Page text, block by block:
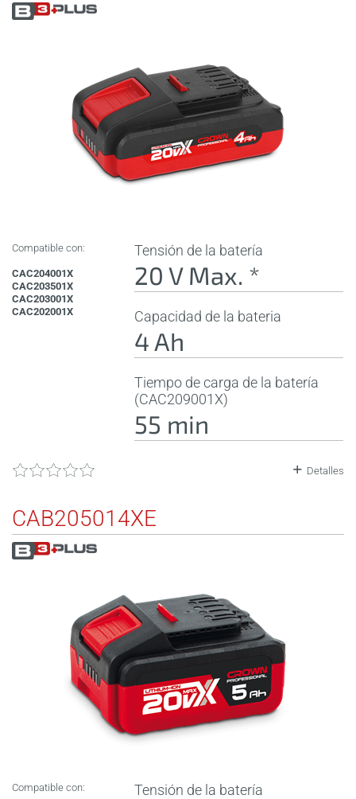
Compatible con:
CAC204001X
CAC203501X
CAC203001X
CAC202001X
Tensión de la batería
20 V Max. *
Capacidad de la bateria
4 Ah
Tiempo de carga de la batería
(CAC209001X)
55 min
Detalles
CAB205014XE
Compatible con: Tensión de la batería